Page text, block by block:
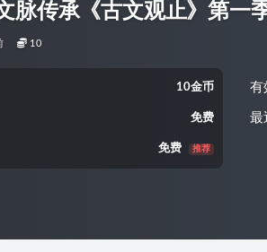
脉传承《古文观止》第一
10
10金币
免费
免费 推荐
有
最